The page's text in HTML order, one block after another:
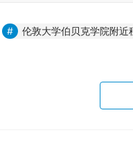
伦敦大学伯贝克学院附近